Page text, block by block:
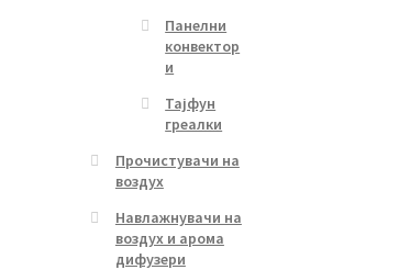
Панелни
конвектор
и
Тајфун
греалки
Прочистувачи на
воздух
Навлажнувачи на
воздух и арома
дифузери